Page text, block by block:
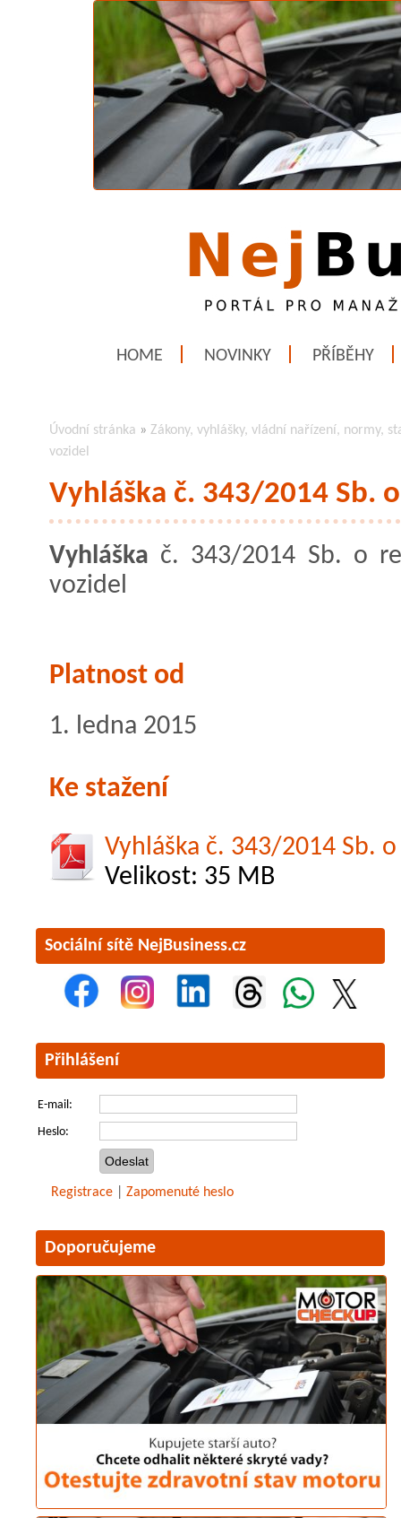
HOME NOVINKY PŘÍBĚHY
Úvodní stránka » Zákony, vyhlášky, vládní nařízení, normy,
vozidel
Vyhláška č. 343/2014 Sb.
Vyhláška č. 343/2014 Sb. o
vozidel
Platnost od
1. ledna 2015
Ke stažení
Vyhláška č. 343/2014 Sb.
Velikost: 35 MB
Sociální sítě NejBusiness.cz
Přihlášení
E-mail:
Heslo:
Registrace Zapomenuté heslo
Doporučujeme